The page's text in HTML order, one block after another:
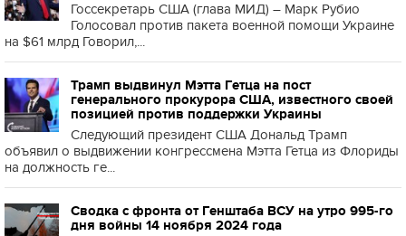
Госсекретарь США (глава МИД) – Марк Рубио
Голосовал против пакета военной помощи Украине
на $61 млрд Говорил,...
Трамп выдвинул Мэтта Гетца на пост
генерального прокурора США, известного своей
позицией против поддержки Украины
Следующий президент США Дональд Трамп
объявил о выдвижении конгрессмена Мэтта Гетца из Флориды
на должность ге...
Сводка с фронта от Генштаба ВСУ на утро 995-го
дня войны 14 ноября 2024 года